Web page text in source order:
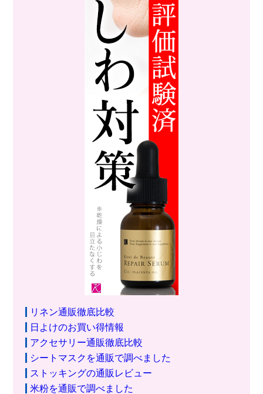
リネン通販徹底比較
日よけのお買い得情報
アクセサリー通販徹底比較
シートマスクを通販で調べました
ストッキングの通販レビュー
米粉を通販で調べました